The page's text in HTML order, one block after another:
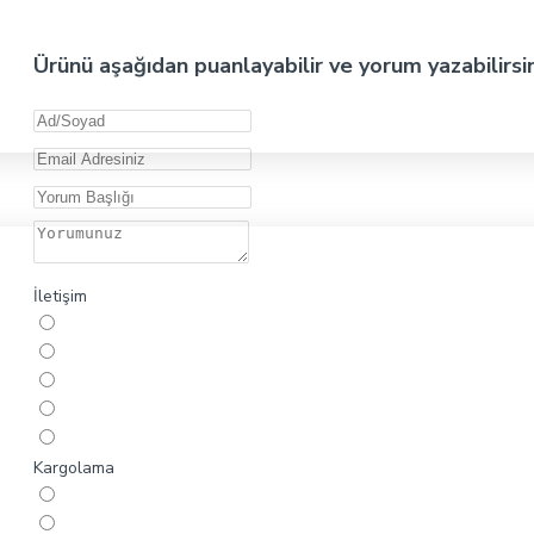
Ürünü aşağıdan puanlayabilir ve yorum
İletişim
Kargolama